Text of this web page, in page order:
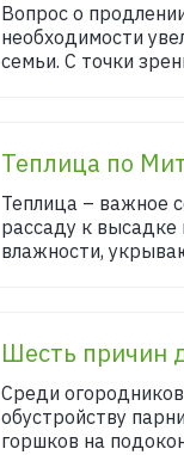
Вопрос о
необходимости
семьи. С точки
Теплица по
Теплица – важное
рассаду к
влажности,
Шесть причин
Среди
обустройству
горшков на